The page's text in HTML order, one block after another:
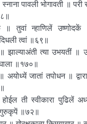
पावली भोगावती ॥ परी
॥ तुवां न्हाणिलें
त्वां ॥६९॥
झाल्याअंती त्या उभयतीं ॥
॥१७०॥
अयोध्यें जातां तपोधन ॥
ती स्वीकारा पुढिलें
गुरुकृपें ॥७२॥